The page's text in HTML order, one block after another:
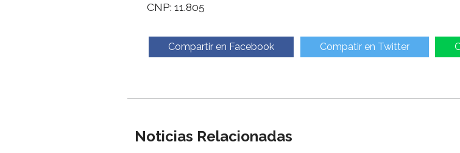
CNP: 11.805
Compartir en Facebook Compatir en Twitter
Noticias Relacionadas